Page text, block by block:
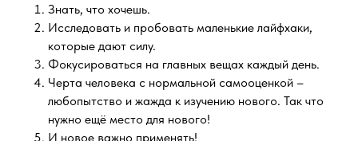
Знать, что хочешь.
Исследовать и пробовать маленькие лайфхаки,
которые дают силу.
Фокусироваться на главных вещах каждый день.
Черта человека с нормальной самооценкой –
любопытство и жажда к изучению нового. Так что
нужно ещё место для нового!
И новое важно применять!